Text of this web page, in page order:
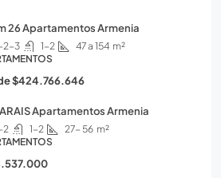
26 Apartamentos Armenia
2-3 1-2 47 a 154 m²
$424.766.646
Apartamentos Armenia
2 1-2 27- 56 m²